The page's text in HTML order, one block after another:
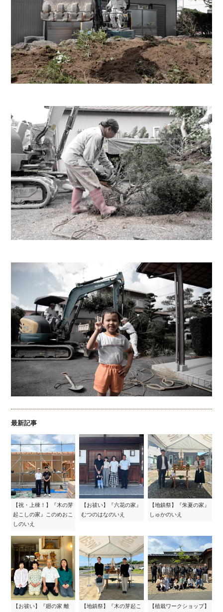
最新記事
【祝・上棟！】『木の芽
起こしの家』このめおこ
しのいえ
【お祓い】『六花の家』
むつのはなのいえ
【地鎮祭】『朱夏の家』
しゅかのいえ
【お祓い】『廻の家 離
【地鎮祭】『木の芽起こ
【植栽ワークショップ】